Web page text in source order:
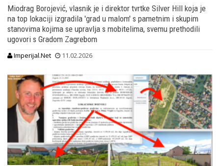
Miodrag Borojević, vlasnik je i direktor tvrtke Silver Hill koja je
na top lokaciji izgradila 'grad u malom' s pametnim i skupim
stanovima kojima se upravlja s mobitelima, svemu prethodili
ugovori s Gradom Zagrebom
Imperijal.Net 11.02.2026